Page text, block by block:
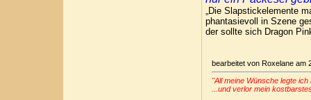
„Die Slapstickelemente
phantasievoll in Szene
der sollte sich Dragon
bearbeitet von Roxelane am
"All meine Wünsche legte
...und verlor mein